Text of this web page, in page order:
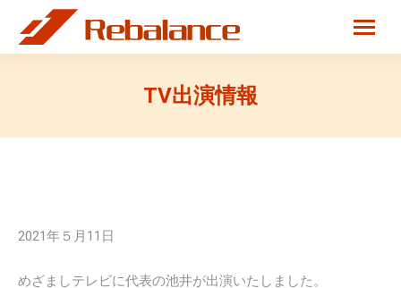
TV出演情報
2021年５月11日
めざましテレビに代表の池井が出演いたしました。